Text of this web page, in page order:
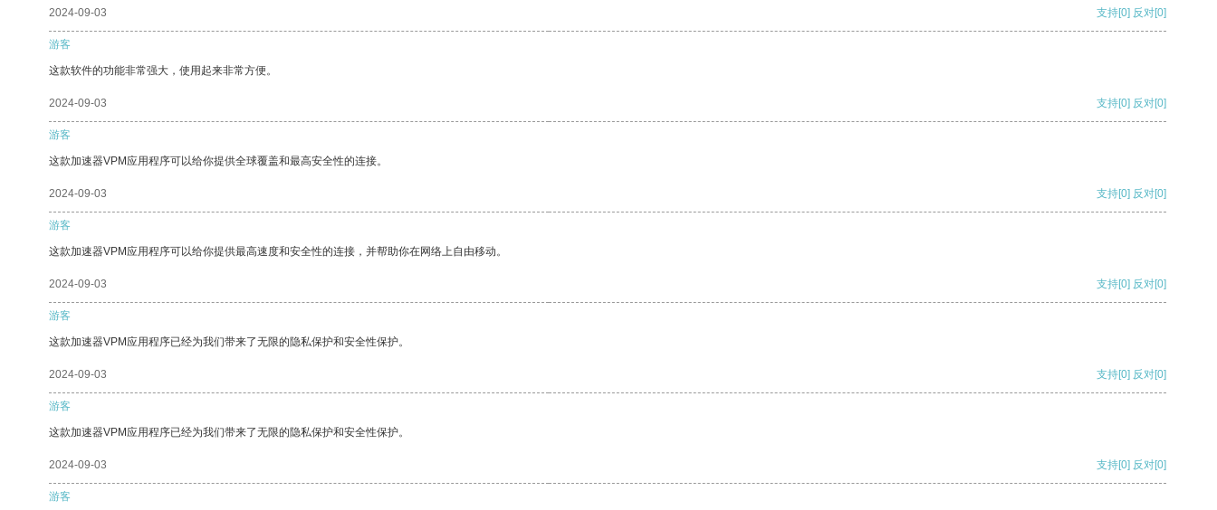
2024-09-03 支持[0] 反对[0]
游客
这款软件的功能非常强大，使用起来非常方便。
2024-09-03 支持[0] 反对[0]
游客
这款加速器VPM应用程序可以给你提供全球覆盖和最高安全性的连接。
2024-09-03 支持[0] 反对[0]
游客
这款加速器VPM应用程序可以给你提供最高速度和安全性的连接，并帮助你在网络上自由移动。
2024-09-03 支持[0] 反对[0]
游客
这款加速器VPM应用程序已经为我们带来了无限的隐私保护和安全性保护。
2024-09-03 支持[0] 反对[0]
游客
这款加速器VPM应用程序已经为我们带来了无限的隐私保护和安全性保护。
2024-09-03 支持[0] 反对[0]
游客